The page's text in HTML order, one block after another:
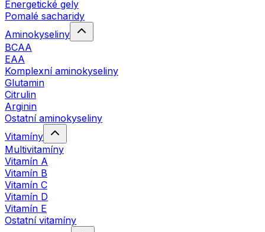
Energetické gely
Pomalé sacharidy
Aminokyseliny
BCAA
EAA
Komplexní aminokyseliny
Glutamin
Citrulin
Arginin
Ostatní aminokyseliny
Vitamíny
Multivitamíny
Vitamín A
Vitamín B
Vitamín C
Vitamín D
Vitamín E
Ostatní vitamíny